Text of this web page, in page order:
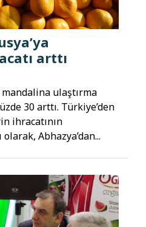
arttı
mandalina ulaştırma
30 arttı. Türkiye’den
ihracatının
Abhazya’dan...